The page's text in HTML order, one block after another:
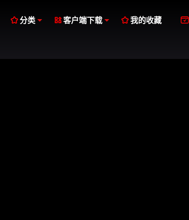
分类 客户端下载 我的收藏 